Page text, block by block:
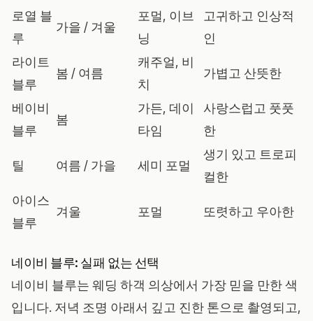
로열 블
루
가을 / 겨울
포멀, 이브
닝
고귀하고 인상적
인
라이트
블루
봄 / 여름
캐주얼, 비
치
가볍고 산뜻한
베이비
블루
봄
가든, 데이
타임
사랑스럽고 풋풋
한
틸 여름 / 가을 세미 포멀
생기 있고 트로피
컬한
아이스
블루
겨울 포멀 또렷하고 우아한
네이비 블루: 실패 없는 선택
네이비 블루는 웨딩 하객 의상에서 가장 믿을 만한 색
입니다. 저녁 조명 아래서 깊고 진한 톤으로 촬영되고,